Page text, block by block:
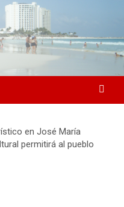
en José María
permitirá al pueblo